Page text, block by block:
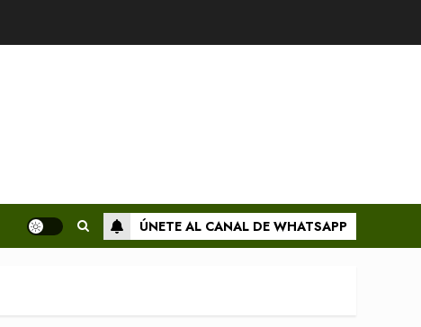
ÚNETE AL CANAL DE WHATSAPP